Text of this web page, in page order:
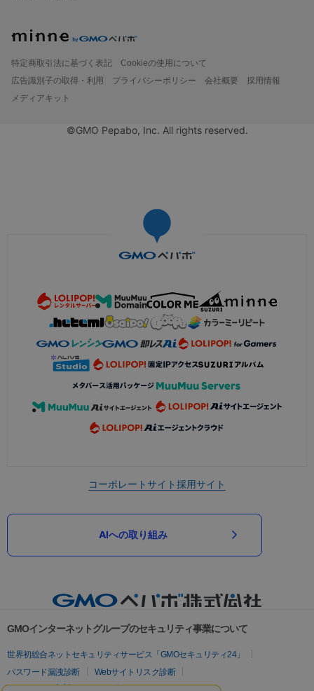
特定商取引法に基づく表記
Cookieの使用について
広告識別子の取得・利用
プライバシーポリシー 会社概要
採用情報
メディアキット
©GMO Pepabo, Inc. All rights reserved.
コーポレートサイト採用サイト
AIへの取り組み
GMOインターネットグループのセキュリティ事業について
世界初総合ネットセキュリティサービス「GMOセキュリティ24」
パスワード漏洩診断
Webサイトリスク診断
セキュリティ相談AIチャットボット